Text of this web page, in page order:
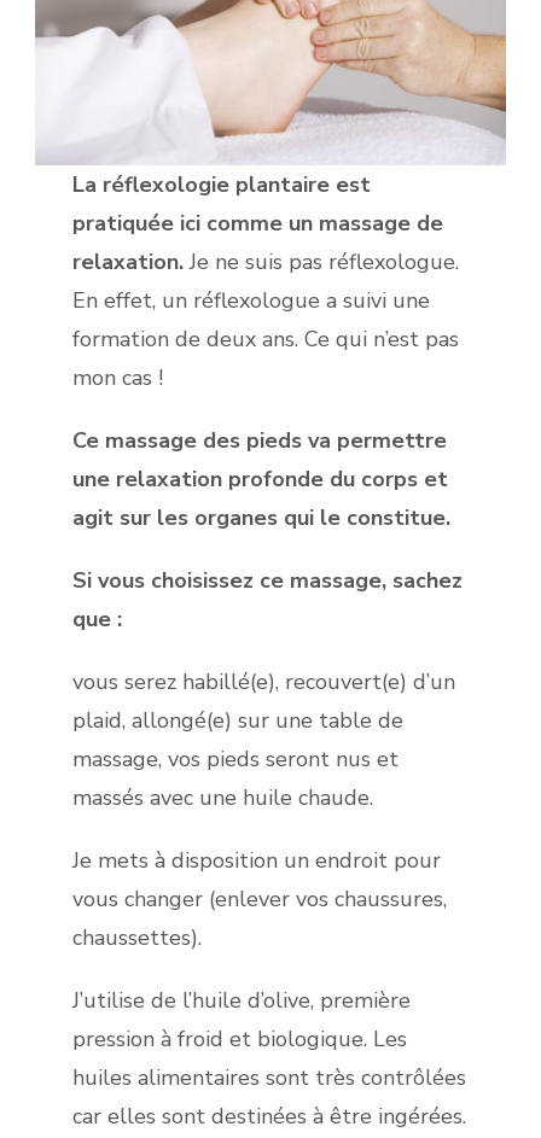
La réflexologie plantaire est
pratiquée ici comme un massage de
relaxation.Je ne suis pas réflexologue.
En effet, un réflexologue a suivi une
formation de deux ans. Ce qui n’est pas
mon cas !
Ce massage des pieds va permettre
une relaxation profonde du corps et
agit sur les organes qui le constitue.
Si vous choisissez ce massage, sachez
que :
vous serez habillé(e), recouvert(e) d’un
plaid, allongé(e) sur une table de
massage, vos pieds seront nus et
massés avec une huile chaude.
Je mets à disposition un endroit pour
vous changer (enlever vos chaussures,
chaussettes).
J’utilise de l’huile d’olive, première
pression à froid et biologique. Les
huiles alimentaires sont très contrôlées
car elles sont destinées à être ingérées.